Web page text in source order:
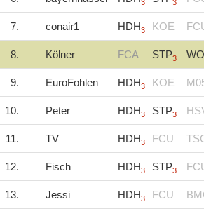
3 3
7. conair1 HDH3 KOE
8. Kölner FCA STP3
9. EuroFohlen HDH3 KOE
10. Peter HDH3 STP3
11. TV HDH3 FCU
12. Fisch HDH3 STP3
13. Jessi HDH3 FCU